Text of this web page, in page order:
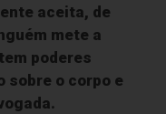
aceita, de
mete a
poderes
sobre o corpo e